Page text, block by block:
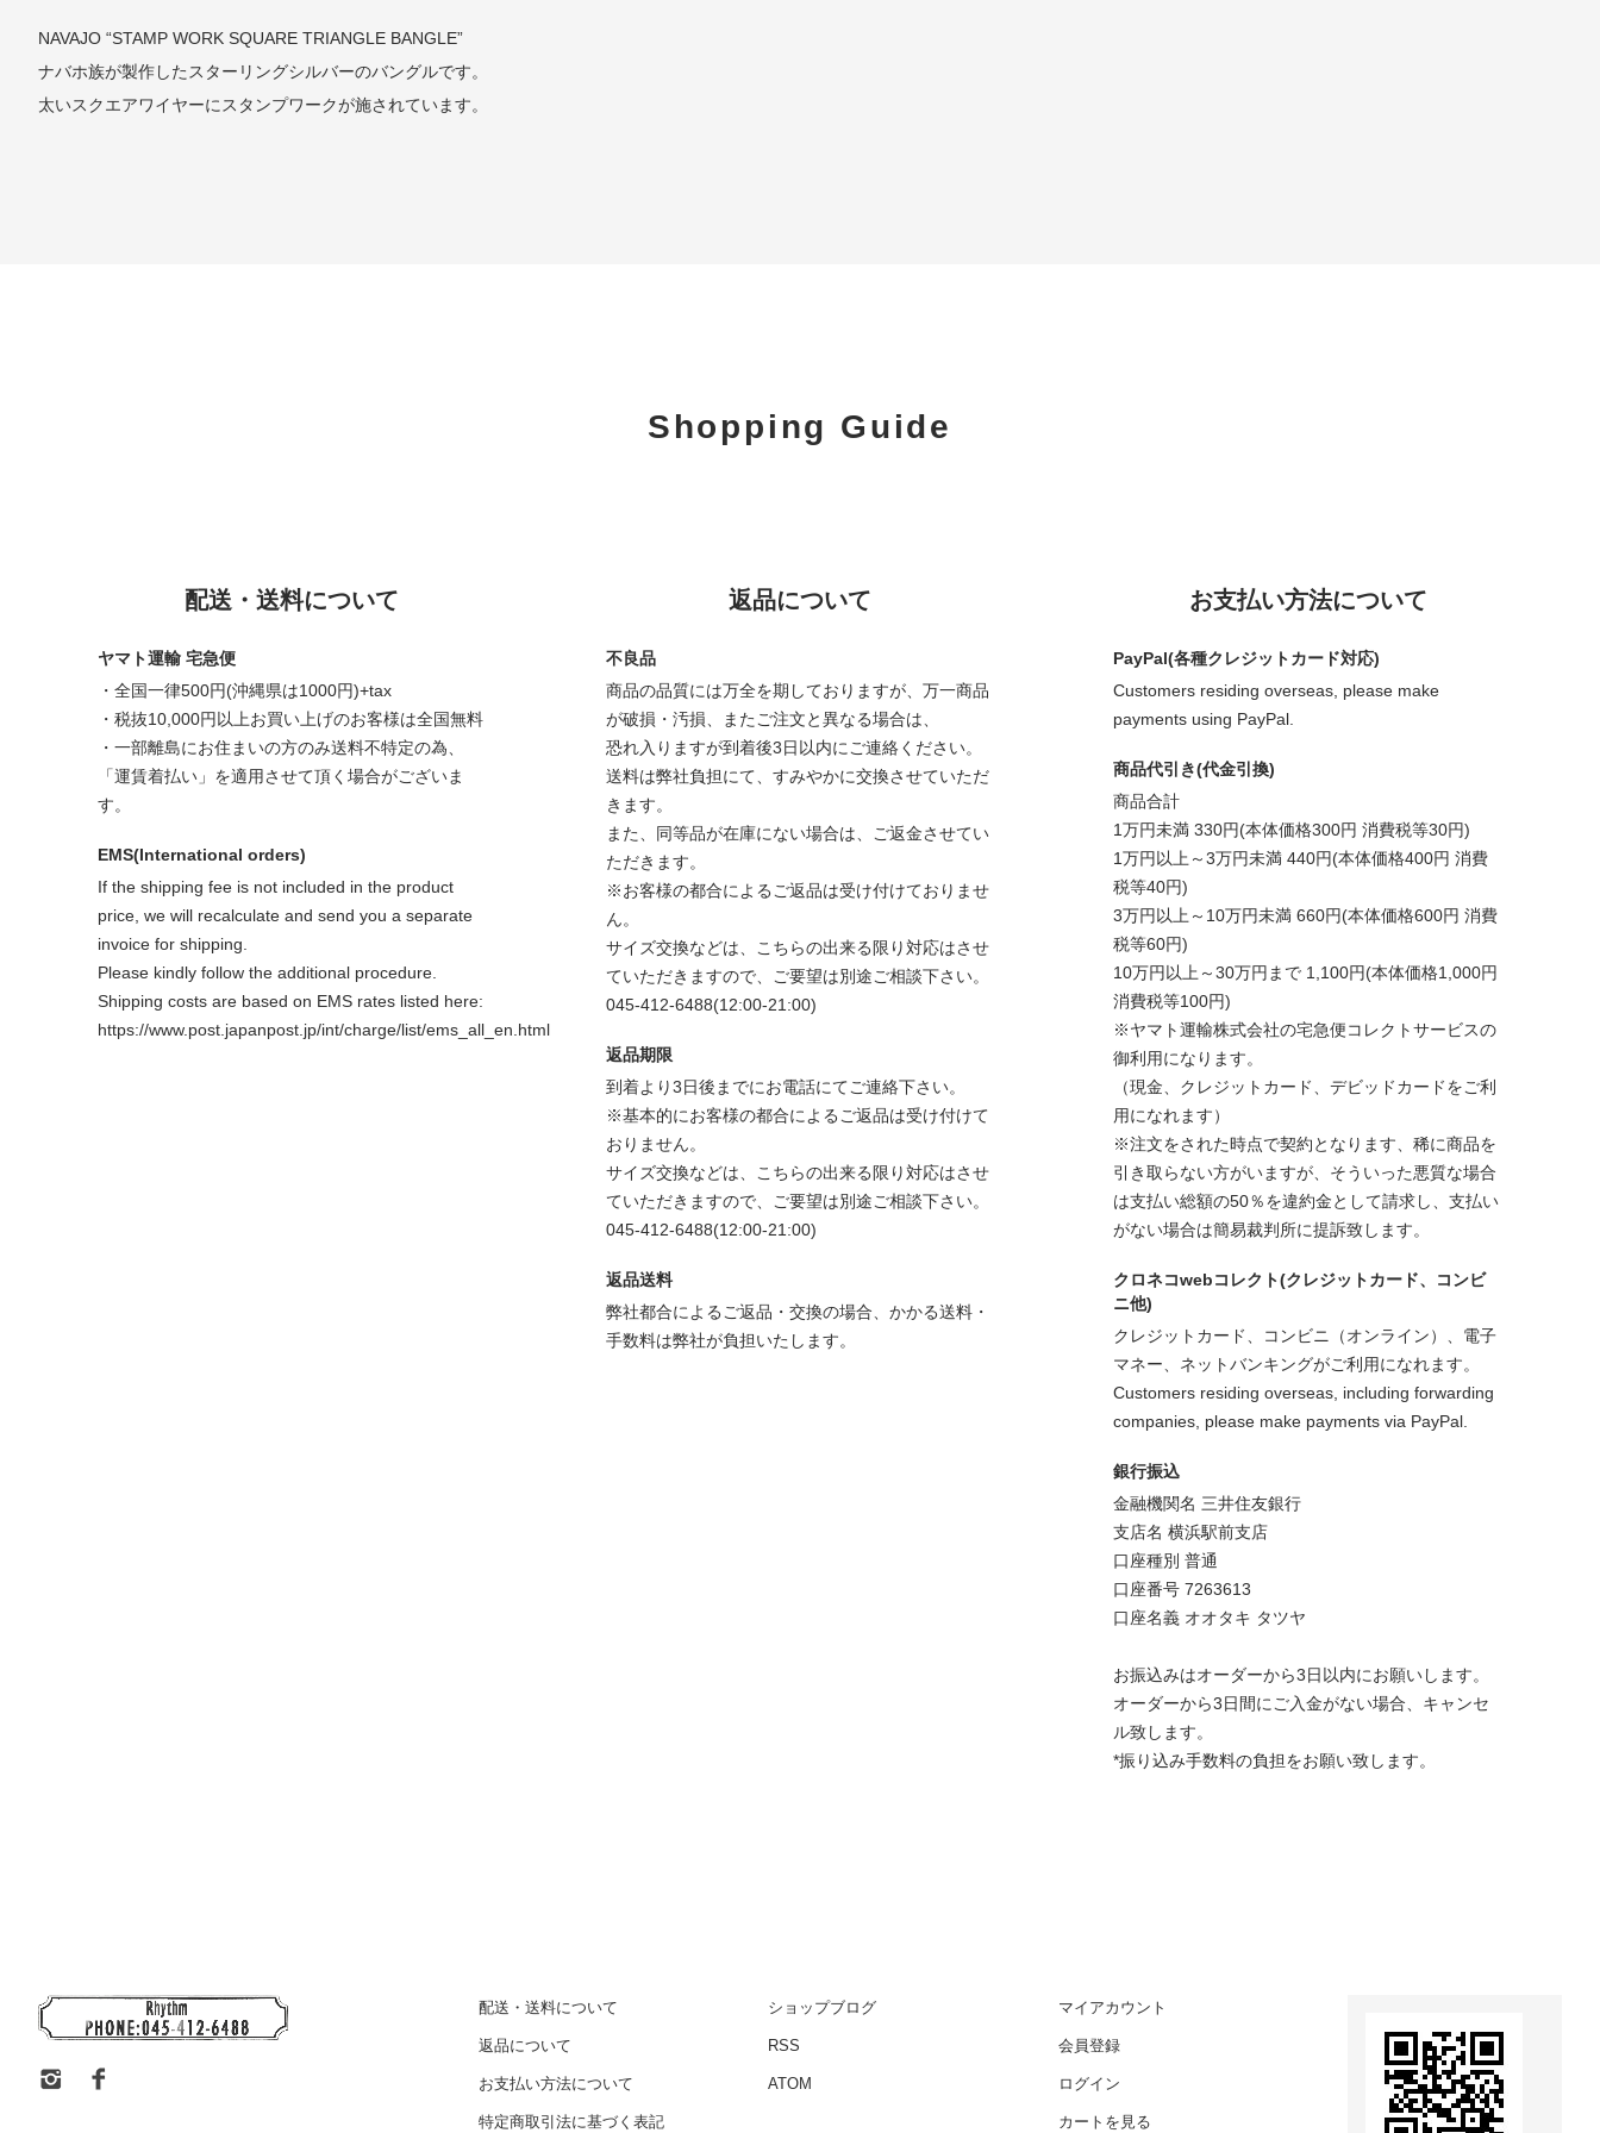
NAVAJO “STAMP WORK SQUARE TRIANGLE BANGLE”
ナバホ族が製作したスターリングシルバーのバングルです。
太いスクエアワイヤーにスタンプワークが施されています。
Shopping Guide
配送・送料について
ヤマト運輸 宅急便
・全国一律500円(沖縄県は1000円)+tax
・税抜10,000円以上お買い上げのお客様は全国無料
・一部離島にお住まいの方のみ送料不特定の為、
「運賃着払い」を適用させて頂く場合がございま
す。
EMS(International orders)
If the shipping fee is not included in the product
price, we will recalculate and send you a separate
invoice for shipping.
Please kindly follow the additional procedure.
Shipping costs are based on EMS rates listed here:
https://www.post.japanpost.jp/int/charge/list/ems_all_en.html
返品について
不良品
商品の品質には万全を期しておりますが、万一商品
が破損・汚損、またご注文と異なる場合は、
恐れ入りますが到着後3日以内にご連絡ください。
送料は弊社負担にて、すみやかに交換させていただ
きます。
また、同等品が在庫にない場合は、ご返金させてい
ただきます。
※お客様の都合によるご返品は受け付けておりませ
ん。
サイズ交換などは、こちらの出来る限り対応はさせ
ていただきますので、ご要望は別途ご相談下さい。
045-412-6488(12:00-21:00)
返品期限
到着より3日後までにお電話にてご連絡下さい。
※基本的にお客様の都合によるご返品は受け付けて
おりません。
サイズ交換などは、こちらの出来る限り対応はさせ
ていただきますので、ご要望は別途ご相談下さい。
045-412-6488(12:00-21:00)
返品送料
弊社都合によるご返品・交換の場合、かかる送料・
手数料は弊社が負担いたします。
お支払い方法について
PayPal(各種クレジットカード対応)
Customers residing overseas, please make
payments using PayPal.
商品代引き(代金引換)
商品合計
1万円未満 330円(本体価格300円 消費税等30円)
1万円以上～3万円未満 440円(本体価格400円 消費
税等40円)
3万円以上～10万円未満 660円(本体価格600円 消費
税等60円)
10万円以上～30万円まで 1,100円(本体価格1,000円
消費税等100円)
※ヤマト運輸株式会社の宅急便コレクトサービスの
御利用になります。
（現金、クレジットカード、デビッドカードをご利
用になれます）
※注文をされた時点で契約となります、稀に商品を
引き取らない方がいますが、そういった悪質な場合
は支払い総額の50％を違約金として請求し、支払い
がない場合は簡易裁判所に提訴致します。
クロネコwebコレクト(クレジットカード、コンビ
ニ他)
クレジットカード、コンビニ（オンライン）、電子
マネー、ネットバンキングがご利用になれます。
Customers residing overseas, including forwarding
companies, please make payments via PayPal.
銀行振込
金融機関名 三井住友銀行
支店名 横浜駅前支店
口座種別 普通
口座番号 7263613
口座名義 オオタキ タツヤ
お振込みはオーダーから3日以内にお願いします。
オーダーから3日間にご入金がない場合、キャンセ
ル致します。
*振り込み手数料の負担をお願い致します。
配送・送料について
返品について
お支払い方法について
特定商取引法に基づく表記
ショップブログ
RSS
ATOM
マイアカウント
会員登録
ログイン
カートを見る